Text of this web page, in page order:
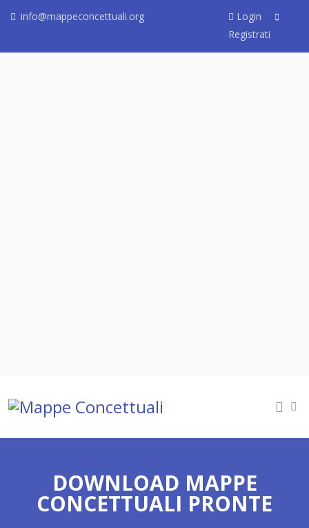
info@mappeconcettuali.org
Login
Registrati
DOWNLOAD MAPPE
CONCETTUALI PRONTE